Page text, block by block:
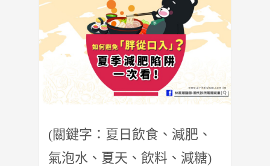
(關鍵字：夏日飲食、減肥、
氣泡水、夏天、飲料、減糖)